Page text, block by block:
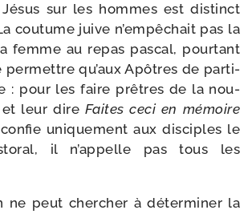
sur les hommes est dis­tinct
cou­tume juive n’empêchait pas la
femme au repas pas­cal, pour­tant
per­mettre qu’aux Apôtres de par­ti­
: pour les faire prêtres de la nou­
leur dire Faites ceci en mémoire
uni­que­ment aux dis­ciples le
il n’appelle pas tous les
ne peut cher­cher à déter­mi­ner la